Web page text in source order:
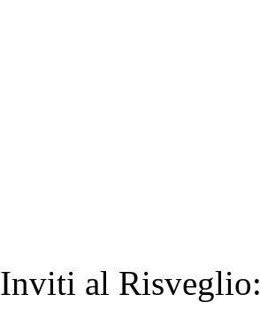
Inviti al Risveglio: